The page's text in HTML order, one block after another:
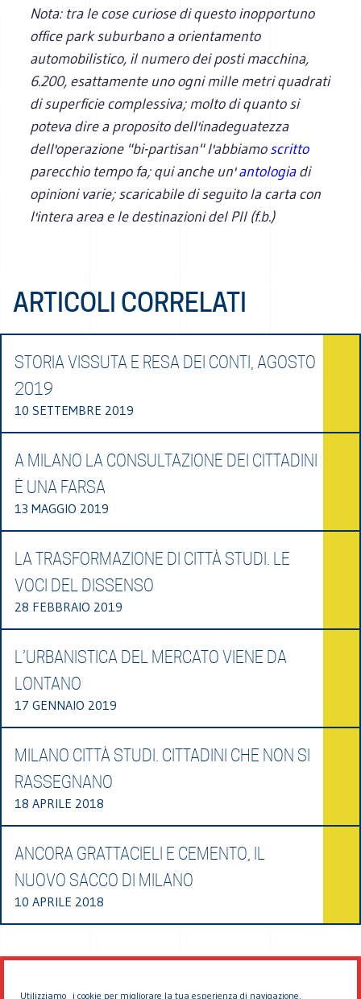
Utilizziamo i cookie per migliorare la tua esperienza di navigazione.
Nota: tra le cose curiose di questo inopportuno
office park suburbano a orientamento
automobilistico, il numero dei posti macchina,
6.200, esattamente uno ogni mille metri quadrati
di superficie complessiva; molto di quanto si
poteva dire a proposito dell'inadeguatezza
dell'operazione "bi-partisan" l'abbiamoscritto
parecchio tempo fa; qui anche un'antologiadi
opinioni varie; scaricabile di seguito la carta con
l'intera area e le destinazioni del PII (f.b.)
ARTICOLI CORRELATI
STORIA VISSUTA E RESA DEI CONTI, AGOSTO
2019
10 SETTEMBRE 2019
A MILANO LA CONSULTAZIONE DEI CITTADINI
È UNA FARSA
13 MAGGIO 2019
LA TRASFORMAZIONE DI CITTÀ STUDI. LE
VOCI DEL DISSENSO
28 FEBBRAIO 2019
L’URBANISTICA DEL MERCATO VIENE DA
LONTANO
17 GENNAIO 2019
MILANO CITTÀ STUDI. CITTADINI CHE NON SI
RASSEGNANO
18 APRILE 2018
ANCORA GRATTACIELI E CEMENTO, IL
NUOVO SACCO DI MILANO
10 APRILE 2018